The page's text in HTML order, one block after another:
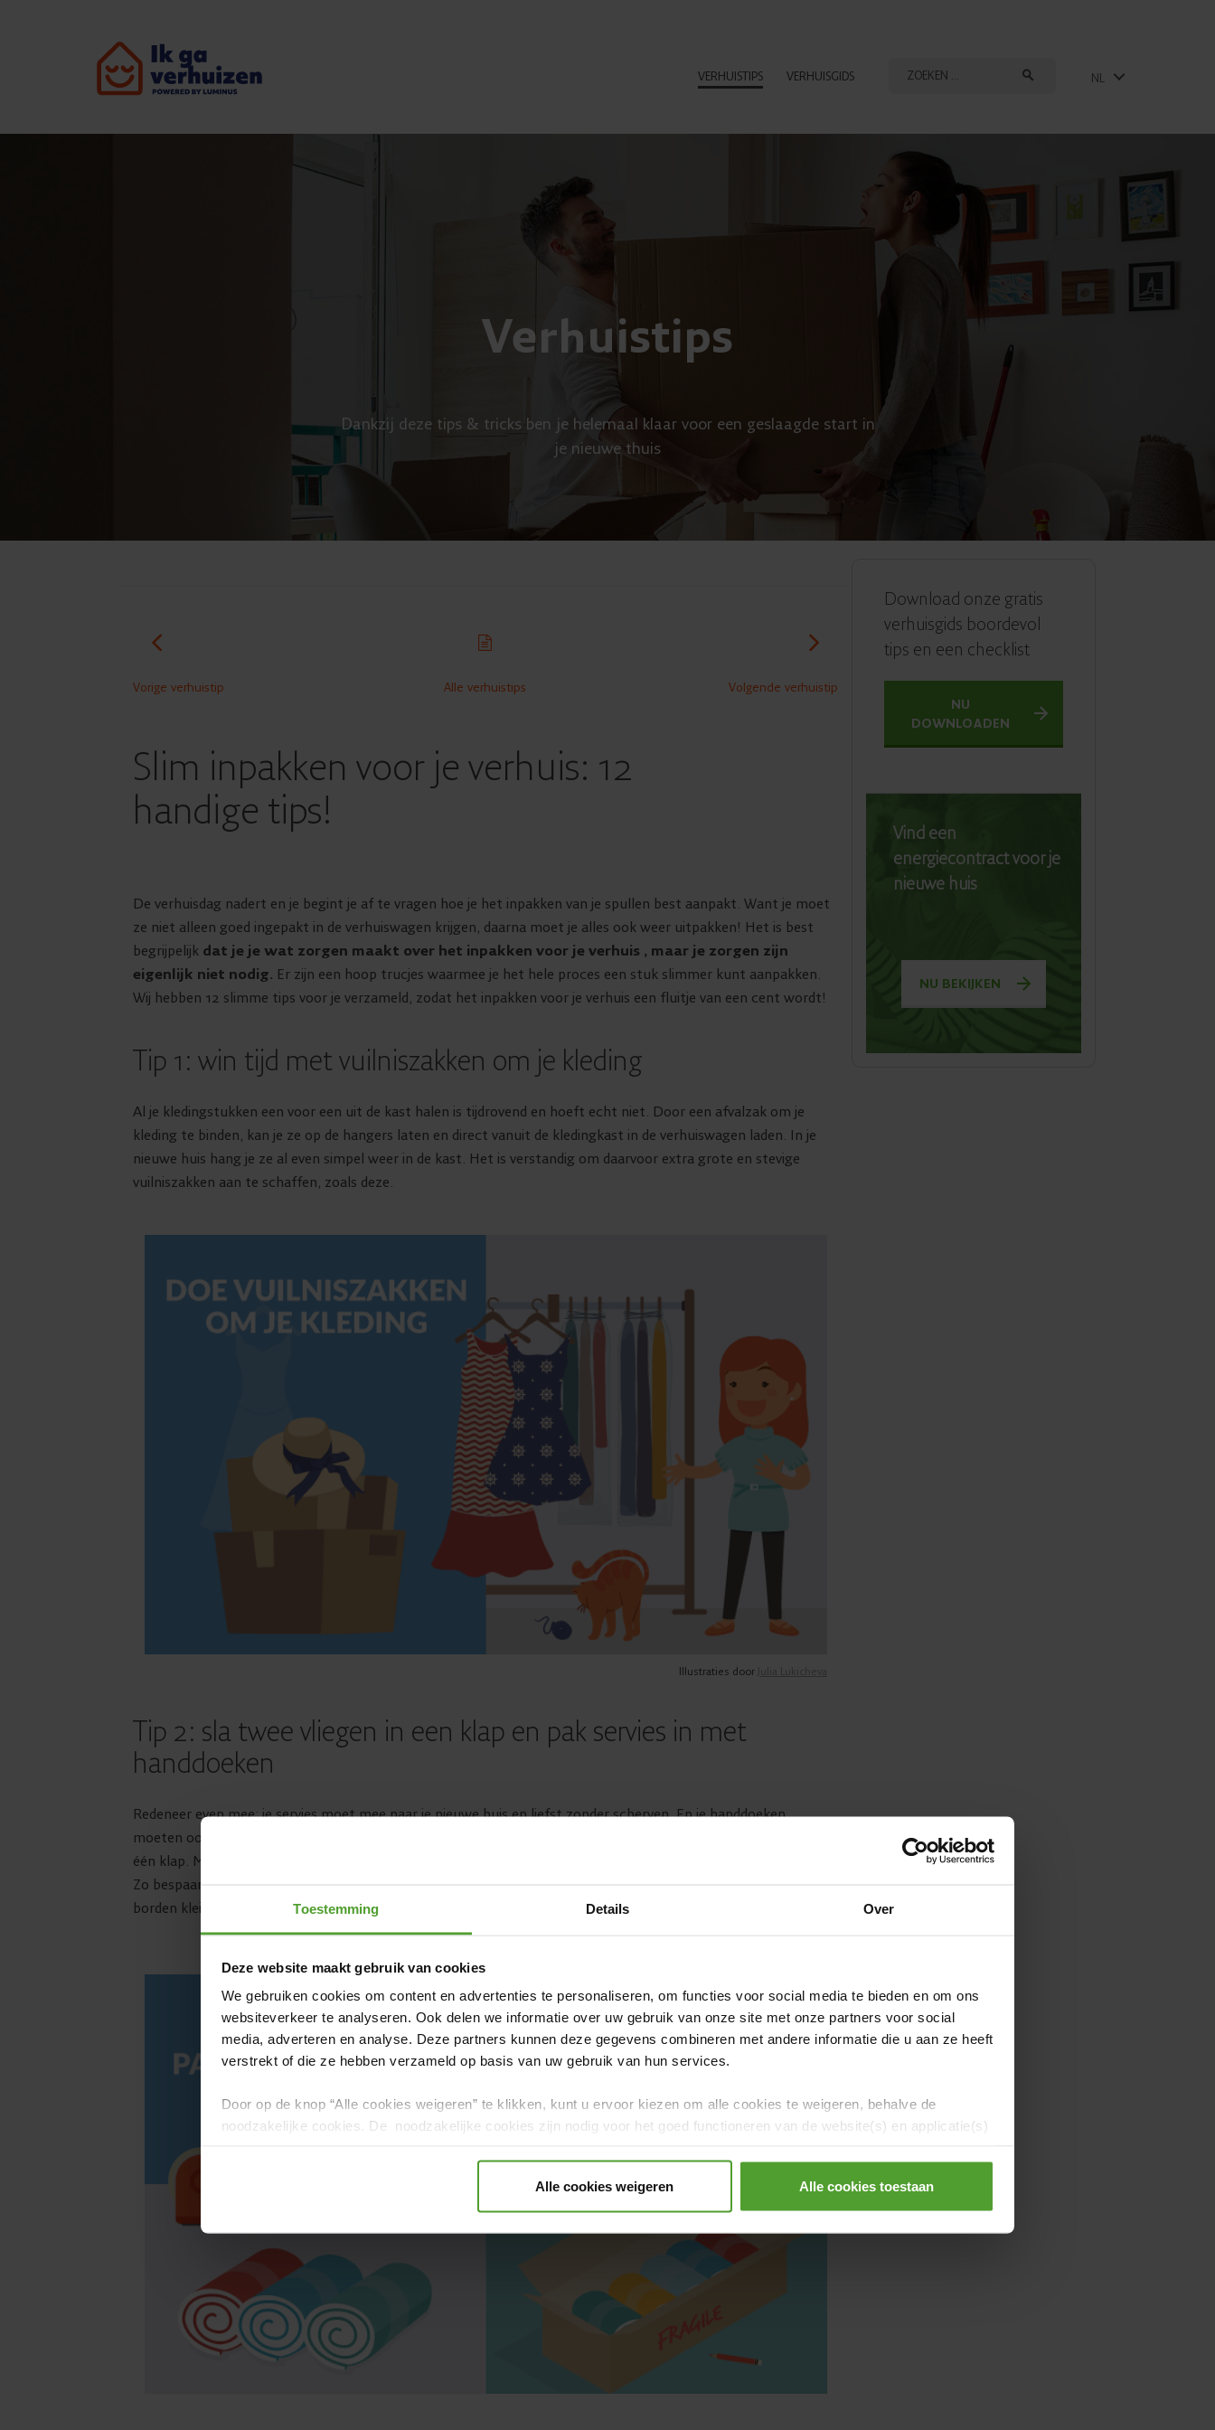
Toestemming Details Over
Deze website maakt gebruik van cookies
We gebruiken cookies om content en advertenties te personaliseren, om functies voor social media te bieden en om ons
websiteverkeer te analyseren. Ook delen we informatie over uw gebruik van onze site met onze partners voor social
media, adverteren en analyse. Deze partners kunnen deze gegevens combineren met andere informatie die u aan ze heeft
verstrekt of die ze hebben verzameld op basis van uw gebruik van hun services.
Door op de knop “Alle cookies weigeren” te klikken, kunt u ervoor kiezen om alle cookies te weigeren, behalve de
noodzakelijke cookies. De noodzakelijke cookies zijn nodig voor het goed functioneren van de website(s) en applicatie(s)
Alle cookies weigeren Alle cookies toestaan
VERHUISTIPS VERHUISGIDS NL
Verhuistips
Dankzij deze tips & tricks ben je helemaal klaar voor een geslaagde start in
je nieuwe thuis
Vorige verhuistip Alle verhuistips Volgende verhuistip
Slim inpakken voor je verhuis: 12
handige tips!
De verhuisdag nadert en je begint je af te vragen hoe je het inpakken van je spullen best aanpakt. Want je moet
ze niet alleen goed ingepakt in de verhuiswagen krijgen, daarna moet je alles ook weer uitpakken! Het is best
begrijpelijk dat je je wat zorgen maakt over het inpakken voor je verhuis , maar je zorgen zijn
eigenlijk niet nodig. Er zijn een hoop trucjes waarmee je het hele proces een stuk slimmer kunt aanpakken.
Wij hebben 12 slimme tips voor je verzameld, zodat het inpakken voor je verhuis een fluitje van een cent wordt!
Tip 1: win tijd met vuilniszakken om je kleding
Al je kledingstukken een voor een uit de kast halen is tijdrovend en hoeft echt niet. Door een afvalzak om je
kleding te binden, kan je ze op de hangers laten en direct vanuit de kledingkast in de verhuiswagen laden. In je
nieuwe huis hang je ze al even simpel weer in de kast. Het is verstandig om daarvoor extra grote en stevige
vuilniszakken aan te schaffen, zoals deze.
Illustraties door
Tip 2: sla twee vliegen in een klap en pak servies in met
handdoeken
Redeneer even mee: je servies moet mee naar je nieuwe huis en liefst zonder scherven. En je handdoeken
moeten ook mee naar je nieuwe huis. Dus als je je servies inpakt met je handdoeken, dan sla je twee vliegen in
één klap. Maak pakketjes van 2 of 3 borden in een handdoek en plak ze extra stevig dicht met verpakkingstape.
Zo bespaar je op inpakpapier en noppenfolie, én bespaar je ruimte in je verhuisdozen! Op het risico op gebroken
borden kleiner te maken, plaats je de borden verticaal in de doos.
Download onze gratis
verhuisgids boordevol
tips en een checklist
NU
DOWNLOADEN
Vind een
energiecontract voor je
nieuwe huis
NU BEKIJKEN